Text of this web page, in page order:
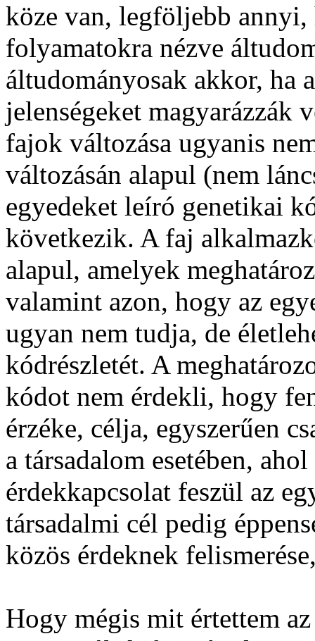
köze van, legföljebb
folyamatokra nézve
áltudományosak akkor, ha
jelenségeket magyarázzák
fajok változása ugyanis
változásán alapul (nem
egyedeket leíró genetikai
következik. A faj
alapul, amelyek
valamint azon, hogy az
ugyan nem tudja, de
kódrészletét. A
kódot nem érdekli, hogy
érzéke, célja, egyszerűen
a társadalom esetében,
érdekkapcsolat feszül az
társadalmi cél pedig
közös érdeknek
Hogy mégis mit értettem